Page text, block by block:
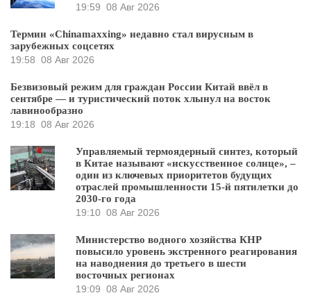
19:59 08 Авг 2026
Термин «Chinamaxxing» недавно стал вирусным в
зарубежных соцсетях
19:58 08 Авг 2026
Безвизовый режим для граждан России Китай ввёл в
сентябре — и туристический поток хлынул на восток
лавинообразно
19:18 08 Авг 2026
Управляемый термоядерный синтез, который
в Китае называют «искусственное солнце», –
один из ключевых приоритетов будущих
отраслей промышленности 15-й пятилетки до
2030-го года
19:10 08 Авг 2026
Министерство водного хозяйства КНР
повысило уровень экстренного реагирования
на наводнения до третьего в шести
восточных регионах
19:09 08 Авг 2026